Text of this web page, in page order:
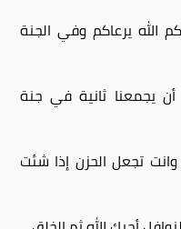
الله يرعاكم وفي الجنة
يجمعنا ثانية في جنة
تجعل الحزن إذا شئت